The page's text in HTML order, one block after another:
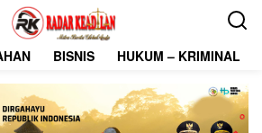
BISNIS HUKUM – KRIMINAL